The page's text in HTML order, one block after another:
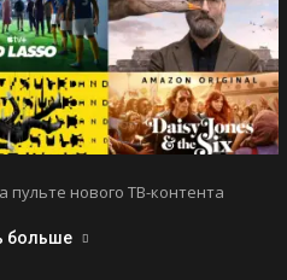
нового ТВ-контента
больше